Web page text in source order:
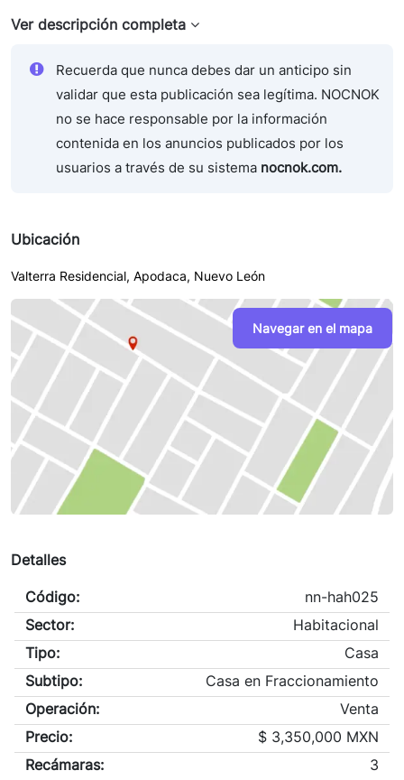
Ver descripción completa
Recuerda que nunca debes dar un anticipo sin
validar que esta publicación sea legítima. NOCNOK
no se hace responsable por la información
contenida en los anuncios publicados por los
usuarios a través de su sistema nocnok.com.
Ubicación
Valterra Residencial, Apodaca, Nuevo León
Navegar en el mapa
Detalles
Código:
nn-hah025
Sector:
Habitacional
Tipo:
Casa
Subtipo:
Casa en Fraccionamiento
Operación:
Venta
Precio:
$ 3,350,000 MXN
Recámaras:
3